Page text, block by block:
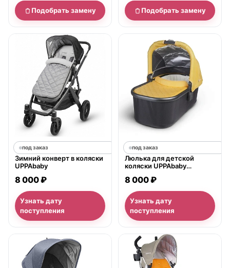
Подобрать замену Подобрать замену
под заказ
Зимний конверт в коляски
UPPAbaby
8 000 ₽
Узнать дату
поступления
под заказ
Люлька для детской
коляски UPPAbaby
8 000 ₽
Узнать дату
поступления